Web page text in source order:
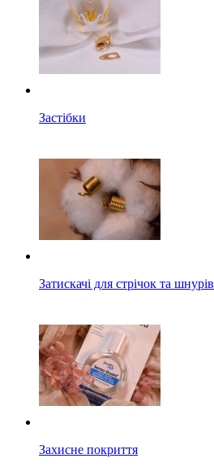
Застібки
Затискачі для стрічок та шнурів
Захисне покриття